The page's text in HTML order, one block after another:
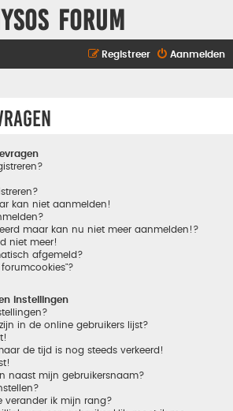
Forum
Aanmelden
Registreer
kan niet aanmelden!
maar kan nu niet meer aanmelden!?
niet meer!
afgemeld?
instellingen
in de online gebruikers lijst?
de tijd is nog steeds verkeerd!
naast mijn gebruikersnaam?
verander ik mijn rang?